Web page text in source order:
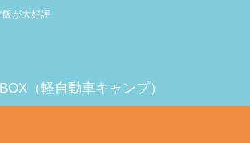
飯が大好評
（軽自動車キャンプ）